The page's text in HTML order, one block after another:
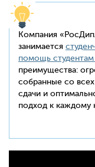
Компания
занимается
помощь студентам
преимущества:
собранные со
сдачи и
подход к каждому